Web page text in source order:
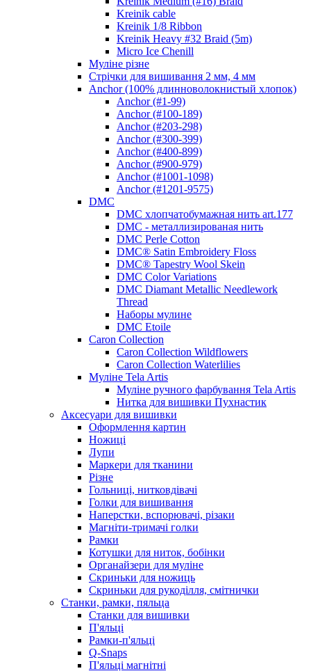
Kreinik cable
Kreinik 1/8 Ribbon
Kreinik Heavy #32 Braid (5m)
Micro Ice Chenill
Муліне різне
Стрічки для вишивання 2 мм, 4 мм
Anchor (100% длинноволокнистый хлопок)
Anchor (#1-99)
Anchor (#100-189)
Anchor (#203-298)
Anchor (#300-399)
Anchor (#400-899)
Anchor (#900-979)
Anchor (#1001-1098)
Anchor (#1201-9575)
DMC
DMC хлопчатобумажная нить art.177
DMC - металлизированая нить
DMC Perle Cotton
DMC® Satin Embroidery Floss
DMC® Tapestry Wool Skein
DMC Color Variations
DMC Diamant Metallic Needlework
Thread
Наборы мулине
DMC Etoile
Caron Collection
Caron Collection Wildflowers
Caron Collection Waterlilies
Муліне Tela Artis
Муліне ручного фарбування Tela Artis
Нитка для вишивки Пухнастик
Аксесуари для вишивки
Оформлення картин
Ножиці
Лупи
Маркери для тканини
Різне
Гольниці, нитковдівачі
Голки для вишивання
Наперстки, вспорювачі, різаки
Магніти-тримачі голки
Рамки
Котушки для ниток, бобінки
Органайзери для муліне
Скриньки для ножиць
Скриньки для рукоділля, смітнички
Станки, рамки, пяльца
Станки для вишивки
П'яльці
Рамки-п'яльці
Q-Snaps
П'яльці магнітні